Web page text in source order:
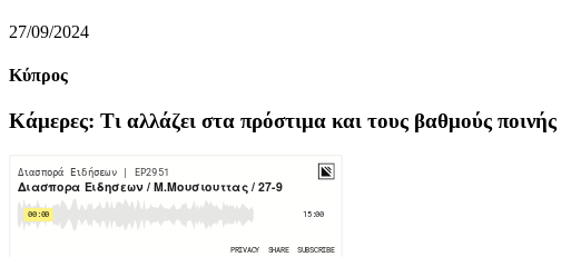
27/09/2024
Κύπρος
Κάμερες: Τι αλλάζει στα πρόστιμα και τους βαθμούς ποινής